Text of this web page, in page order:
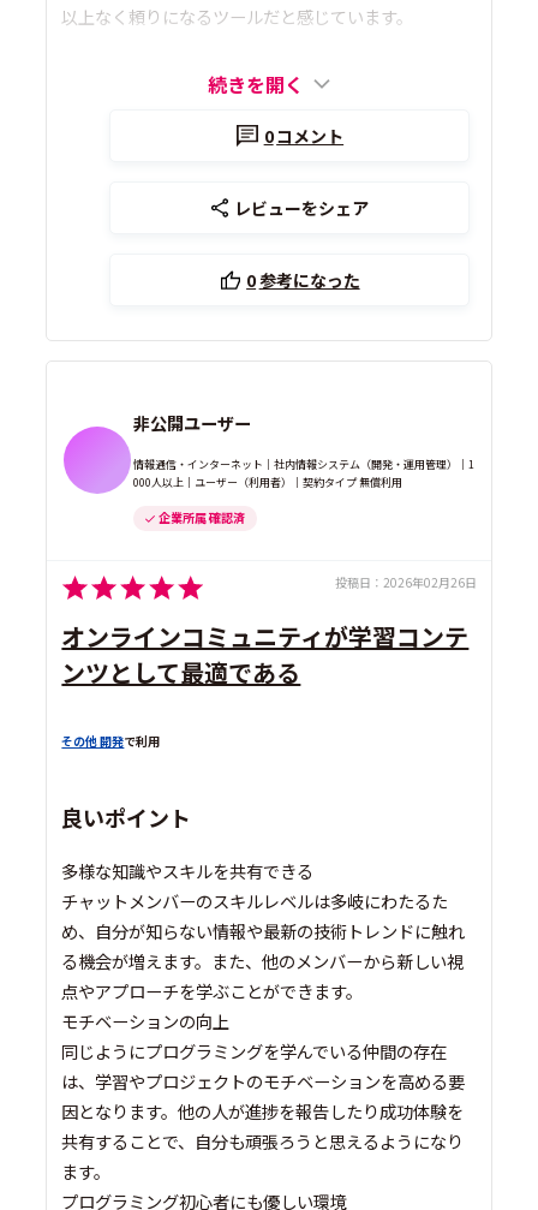
以上なく頼りになるツールだと感じています。
続きを開く
0コメント
レビューをシェア
0参考になった
非公開ユーザー
情報通信・インターネット｜社内情報システム（開発・運用管理）｜1
000人以上｜ユーザー（利用者）｜契約タイプ 無償利用
企業所属 確認済
投稿日： 2026年02月26日
オンラインコミュニティが学習コンテ
ンツとして最適である
その他 開発で利用
良いポイント
多様な知識やスキルを共有できる
チャットメンバーのスキルレベルは多岐にわたるた
め、自分が知らない情報や最新の技術トレンドに触れ
る機会が増えます。また、他のメンバーから新しい視
点やアプローチを学ぶことができます。
モチベーションの向上
同じようにプログラミングを学んでいる仲間の存在
は、学習やプロジェクトのモチベーションを高める要
因となります。他の人が進捗を報告したり成功体験を
共有することで、自分も頑張ろうと思えるようになり
ます。
プログラミング初心者にも優しい環境